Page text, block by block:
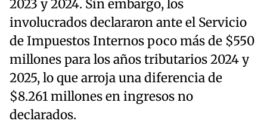
2023 y 2024. Sin embargo, los
involucrados declararon ante el Servicio
de Impuestos Internos poco más de $550
millones para los años tributarios 2024 y
2025, lo que arroja una diferencia de
$8.261 millones en ingresos no
declarados.